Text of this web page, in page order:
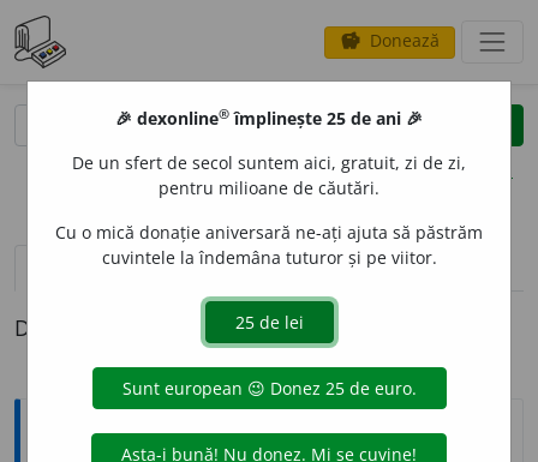
savings Donează
clear
opțiuni
definiții (1) pronunțievolume_up (50)
Definiția cu ID-ul 792596:
Explicative DEX
🎉 dexonline® împlinește 25 de ani 🎉
De un sfert de secol suntem aici, gratuit, zi de zi,
pentru milioane de căutări.
Cu o mică donație aniversară ne-ați ajuta să păstrăm
cuvintele la îndemâna tuturor și pe viitor.